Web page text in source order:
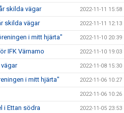
skilda vägar 2022-11-11 15:58
skilda vägar 2022-11-11 12:13
i mitt hjärta" 2022-11-10 20:39
IFK Värnamo 2022-11-10 19:03
2022-11-08 15:30
i mitt hjärta" 2022-11-06 10:27
2022-11-06 10:26
i Ettan södra 2022-11-05 23:53